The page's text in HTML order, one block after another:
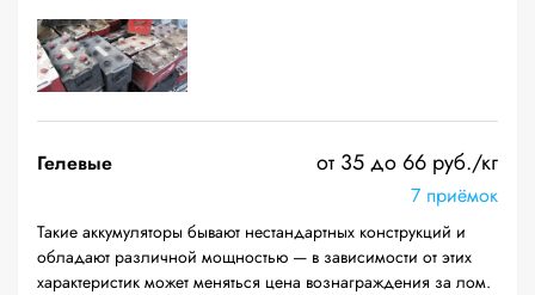
Гелевые от 35 до 66 руб./кг
7 приёмок
Такие аккумуляторы бывают нестандартных конструкций и
обладают различной мощностью — в зависимости от этих
характеристик может меняться цена вознаграждения за лом.